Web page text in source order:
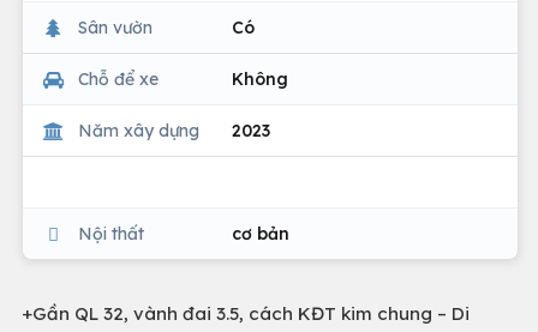
Sân vườn Có
Chỗ để xe Không
Năm xây dựng 2023
Nội thất cơ bản
+Gần QL 32, vành đai 3.5, cách KĐT kim chung – Di